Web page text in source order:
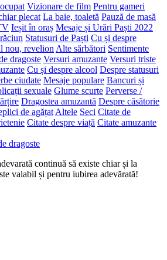
Vizionare de film Pentru gameri
plecat La baie, toaletă Pauză de masă
Ieșit în oraș Mesaje și Urări Paști 2022
Statusuri de Paști Cu și despre
nou, revelion Alte sărbători Sentimente
dragoste Versuri amuzante Versuri triste
Cu și despre alcool Despre statusuri
ciudate Mesaje populare Bancuri și
sexuale Glume scurte Perverse /
Dragostea amuzantă Despre căsătorie
de agățat Altele Seci Citate de
Citate despre viață Citate amuzante
dragoste
continuă să existe chiar și la
valabil și pentru iubirea adevărată!